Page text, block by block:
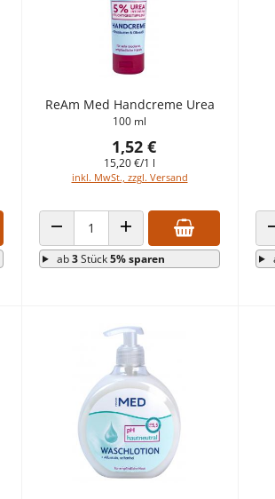
ReAm Med Handcreme Urea
100 ml
1,52 €
15,20 €/1 l
inkl. MwSt., zzgl. Versand
ANZAHL VERRINGERNANZAHL ERHÖHEN
ab3Stück5% sparen